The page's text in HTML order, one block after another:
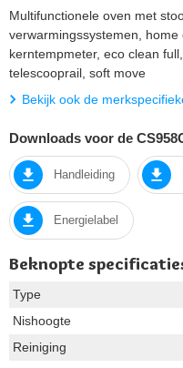
Multifunctionele oven met
verwarmingssystemen,
kerntempmeter, eco clean
telescooprail, soft move
Bekijk ook de
Downloads voor de
Handleiding
Energielabel
Beknopte
Type
Nishoogte
Reiniging